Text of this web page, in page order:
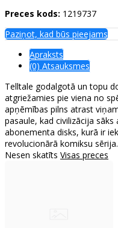
Preces kods: 1219737
Paziņot, kad būs pieejams
Apraksts
(0) Atsauksmes
Telltale godalgotā un topu
atgriežamies pie viena no
apņēmības pilns atrast
pasaule, kad civilizācija
abonementa disks, kurā ir
revolucionārā komiksu sērija.
Nesen skatīts Visas preces